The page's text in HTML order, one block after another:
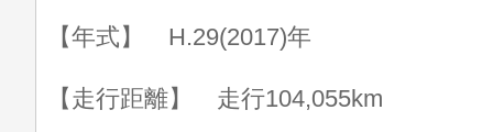
【年式】 H.29(2017)年
【走行距離】 走行104,055km